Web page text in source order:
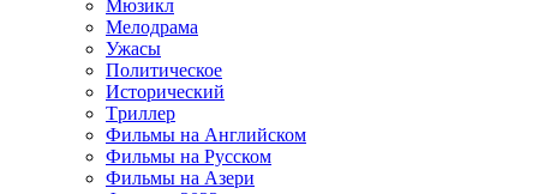
Мюзикл
Мелодрама
Ужасы
Политическое
Исторический
Tриллер
Фильмы на Английском
Фильмы на Русском
Фильмы на Азери